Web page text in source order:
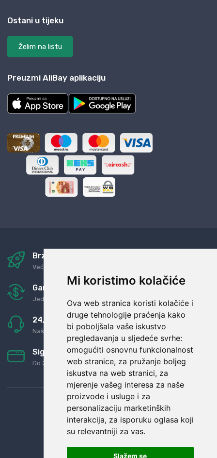
Mi koristimo kolačiće
Ova web stranica koristi kolačiće i
druge tehnologije praćenja kako
bi poboljšala vaše iskustvo
pregledavanja u sljedeće svrhe:
omogućiti osnovnu funkcionalnost
web stranice, za pružanje boljeg
iskustva na web stranici, za
mjerenje vašeg interesa za naše
proizvode i usluge i za
personalizaciju marketinških
interakcija, za isporuku oglasa koji
su relevantniji za vas.
Slažem se
Ostani u tijeku
Želim na listu
Preuzmi AliBay aplikaciju
Brza i sigurna dostava
Već za nekoliko dana kod vas
Garancija u povrat novaca
Jednostavno pravilo: Roba za novac
24/7 odlična podrška
Naši agenti uvijek na raspolaganju
Sigurno obročno plaćanje
Do 24 rata bez kamata